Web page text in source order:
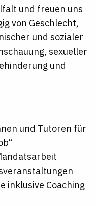
und freuen uns
von Geschlecht,
und sozialer
sexueller
und
und Tutoren für
inklusive Coaching